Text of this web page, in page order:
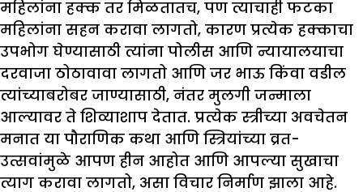
महिलांना हक्क तर मिळतातच, पण त्याचाही फटका
महिलांना सहन करावा लागतो, कारण प्रत्येक हक्काचा
उपभोग घेण्यासाठी त्यांना पोलीस आणि न्यायालयाचा
दरवाजा ठोठावावा लागतो आणि जर भाऊ किंवा वडील
त्यांच्याबरोबर जाण्यासाठी, नंतर मुलगी जन्माला
आल्यावर ते शिव्याशाप देतात. प्रत्येक स्त्रीच्या अवचेतन
मनात या पौराणिक कथा आणि स्त्रियांच्या व्रत-
उत्सवांमुळे आपण हीन आहोत आणि आपल्या सुखाचा
त्याग करावा लागतो, असा विचार निर्माण झाला आहे.